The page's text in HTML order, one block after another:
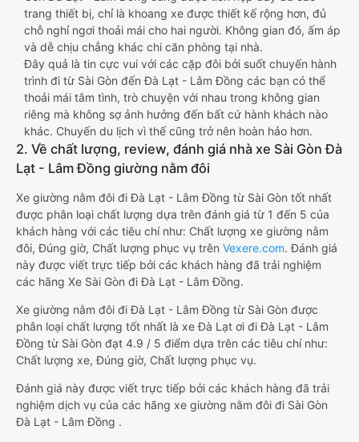
trang thiết bị, chỉ là khoang xe được thiết kế rộng hơn, đủ
chỗ nghỉ ngơi thoải mái cho hai người. Không gian đó, ấm áp
và dễ chịu chẳng khác chi căn phòng tại nhà.
Đây quả là tin cực vui với các cặp đôi bởi suốt chuyến hành
trình đi từ Sài Gòn đến Đà Lạt - Lâm Đồng các bạn có thể
thoải mái tâm tình, trò chuyện với nhau trong không gian
riêng mà không sợ ảnh hưởng đến bất cứ hành khách nào
khác. Chuyến du lịch vì thế cũng trở nên hoàn hảo hơn.
2. Về chất lượng, review, đánh giá nhà xe Sài Gòn Đà
Lạt - Lâm Đồng giường nằm đôi
Xe giường nằm đôi đi Đà Lạt - Lâm Đồng từ Sài Gòn tốt nhất
được phân loại chất lượng dựa trên đánh giá từ 1 đến 5 của
khách hàng với các tiêu chí như: Chất lượng xe giường nằm
đôi, Đúng giờ, Chất lượng phục vụ trên Vexere.com. Đánh giá
này được viết trực tiếp bởi các khách hàng đã trải nghiệm
các hãng Xe Sài Gòn đi Đà Lạt - Lâm Đồng.
Xe giường nằm đôi đi Đà Lạt - Lâm Đồng từ Sài Gòn được
phân loại chất lượng tốt nhất là xe Đà Lạt ơi đi Đà Lạt - Lâm
Đồng từ Sài Gòn đạt 4.9 / 5 điểm dựa trên các tiêu chí như:
Chất lượng xe, Đúng giờ, Chất lượng phục vụ.
Đánh giá này được viết trực tiếp bởi các khách hàng đã trải
nghiệm dịch vụ của các hãng xe giường nằm đôi đi Sài Gòn
Đà Lạt - Lâm Đồng .